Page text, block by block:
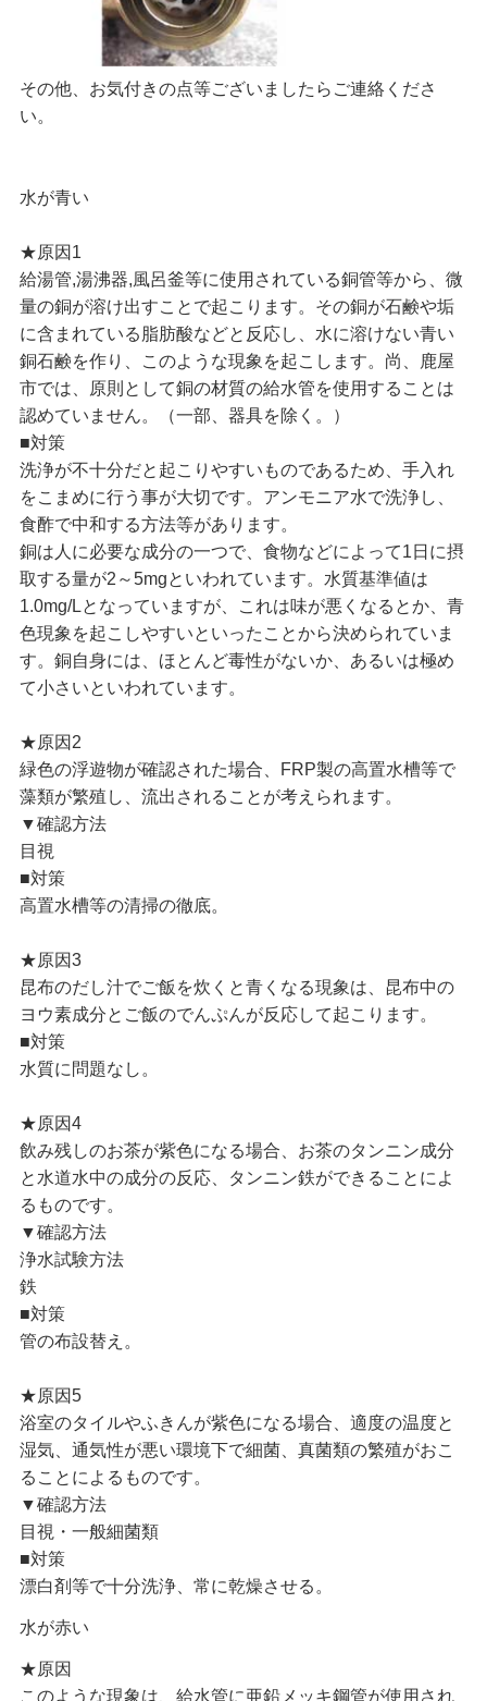
その他、お気付きの点等ございましたらご連絡くださ
い。
水が青い
★原因1
給湯管,湯沸器,風呂釜等に使用されている銅管等から、微
量の銅が溶け出すことで起こります。その銅が石鹸や垢
に含まれている脂肪酸などと反応し、水に溶けない青い
銅石鹸を作り、このような現象を起こします。尚、鹿屋
市では、原則として銅の材質の給水管を使用することは
認めていません。（一部、器具を除く。）
■対策
洗浄が不十分だと起こりやすいものであるため、手入れ
をこまめに行う事が大切です。アンモニア水で洗浄し、
食酢で中和する方法等があります。
銅は人に必要な成分の一つで、食物などによって1日に摂
取する量が2～5mgといわれています。水質基準値は
1.0mg/Lとなっていますが、これは味が悪くなるとか、青
色現象を起こしやすいといったことから決められていま
す。銅自身には、ほとんど毒性がないか、あるいは極め
て小さいといわれています。
★原因2
緑色の浮遊物が確認された場合、FRP製の高置水槽等で
藻類が繁殖し、流出されることが考えられます。
▼確認方法
目視
■対策
高置水槽等の清掃の徹底。
★原因3
昆布のだし汁でご飯を炊くと青くなる現象は、昆布中の
ヨウ素成分とご飯のでんぷんが反応して起こります。
■対策
水質に問題なし。
★原因4
飲み残しのお茶が紫色になる場合、お茶のタンニン成分
と水道水中の成分の反応、タンニン鉄ができることによ
るものです。
▼確認方法
浄水試験方法
鉄
■対策
管の布設替え。
★原因5
浴室のタイルやふきんが紫色になる場合、適度の温度と
湿気、通気性が悪い環境下で細菌、真菌類の繁殖がおこ
ることによるものです。
▼確認方法
目視・一般細菌類
■対策
漂白剤等で十分洗浄、常に乾燥させる。
水が赤い
★原因
このような現象は、給水管に亜鉛メッキ鋼管が使用され